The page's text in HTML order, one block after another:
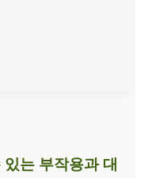
는 부작용과 대